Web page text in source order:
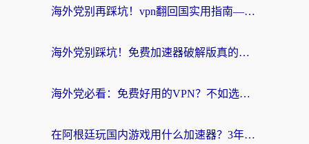
海外党别再踩坑！vpn翻回国实用指南——选对加速器，国内资源无缝用
海外党别踩坑！免费加速器破解版真的能用？教你无缝访问国内资源的正确姿势
海外党必看：免费好用的VPN？不如选对转国内加速器实现无缝追剧
在阿根廷玩国内游戏用什么加速器？3年海外党亲测实用指南